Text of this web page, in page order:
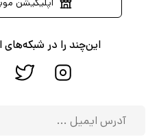
اپلیکیشن
این‌چند را در